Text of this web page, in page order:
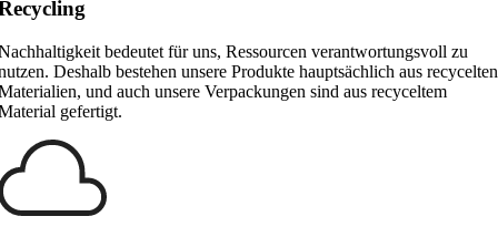
bedeutet für uns, Ressourcen verantwortungsvoll zu
Deshalb bestehen unsere Produkte hauptsächlich aus recycelten
und auch unsere Verpackungen sind aus recyceltem
gefertigt.